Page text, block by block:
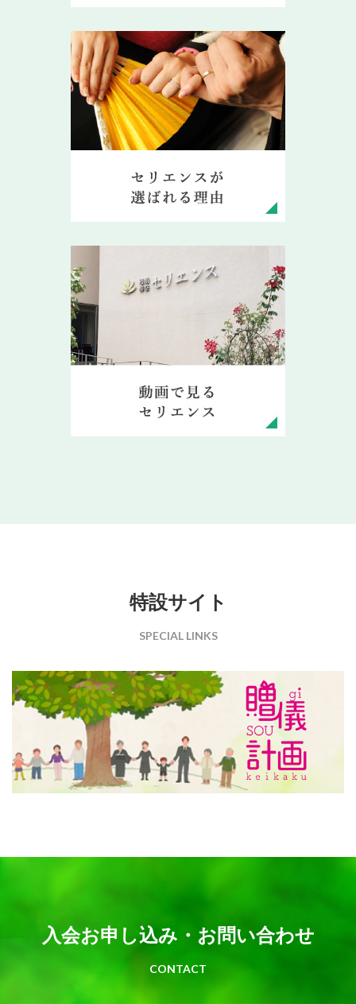
特設サイト
SPECIAL LINKS
入会お申 し込み ・ お問い合わせ
CONTACT